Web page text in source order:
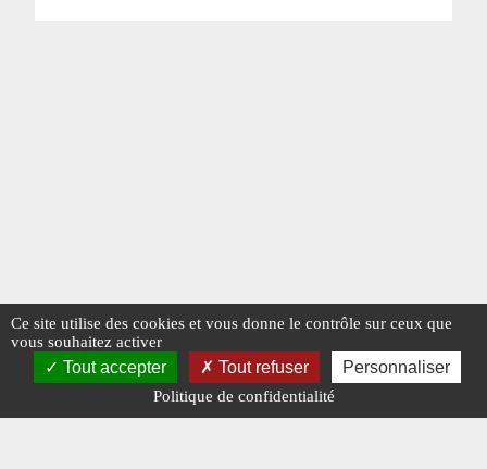
Ce site utilise des cookies et vous donne le contrôle sur ceux que
vous souhaitez activer
Tout accepter Tout refuser Personnaliser
Politique de confidentialité